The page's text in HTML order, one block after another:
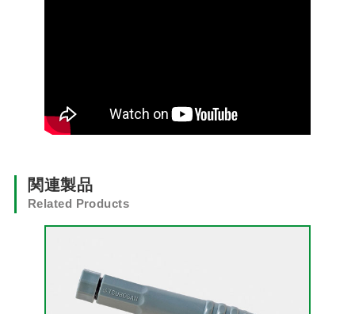
関連製品
Related Products